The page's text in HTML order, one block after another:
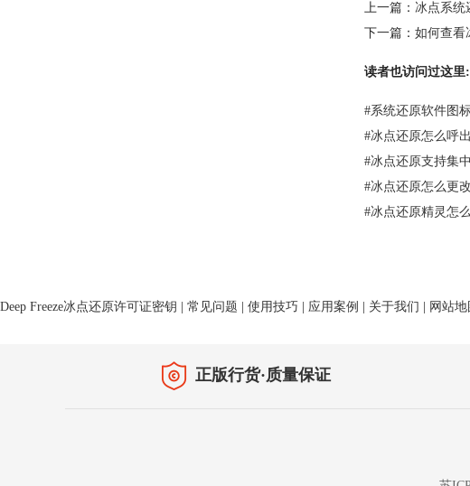
上一篇：冰点系统
下一篇：如何查看
读者也访问过这里:
#系统还原软件图
#冰点还原怎么呼
#冰点还原支持集
#冰点还原怎么更
#冰点还原精灵怎
Deep Freeze冰点还原许可证密钥 常见问题 使用技巧 应用案例 关于我们 网站地
正版行货·质量保证